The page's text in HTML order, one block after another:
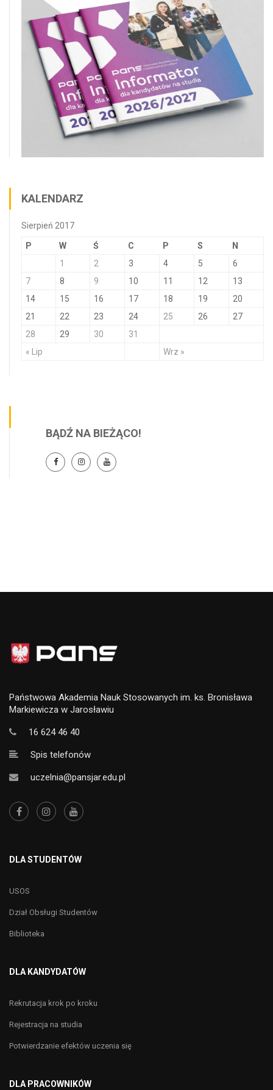
KALENDARZ
Sierpień 2017
P W Ś C P S N
« Lip Wrz »
1 2 3 4 5
6
7
8 9 10 11 12
13
14
15 16 17 18 19
20
21
22 23 24 25 26
27
28
29 30 31
BĄDŹ NA BIEŻĄCO!
Państwowa Akademia Nauk Stosowanych im. ks. Bronisława
Markiewicza w Jarosławiu
16 624 46 40
Spis telefonów
uczelnia@pansjar.edu.pl
DLA STUDENTÓW
USOS
Dział Obsługi Studentów
Biblioteka
DLA KANDYDATÓW
Rekrutacja krok po kroku
Rejestracja na studia
Potwierdzanie efektów uczenia się
DLA PRACOWNIKÓW